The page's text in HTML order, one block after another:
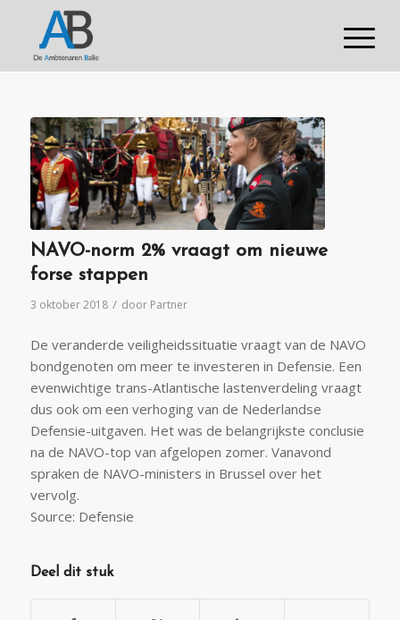
NAVO-norm 2% vraagt om nieuwe
forse stappen
3 oktober 2018 / door Partner
De veranderde veiligheidssituatie vraagt van de NAVO
bondgenoten om meer te investeren in Defensie. Een
evenwichtige trans-Atlantische lastenverdeling vraagt
dus ook om een verhoging van de Nederlandse
Defensie-uitgaven. Het was de belangrijkste conclusie
na de NAVO-top van afgelopen zomer. Vanavond
spraken de NAVO-ministers in Brussel over het
vervolg.
Source: Defensie
Deel dit stuk